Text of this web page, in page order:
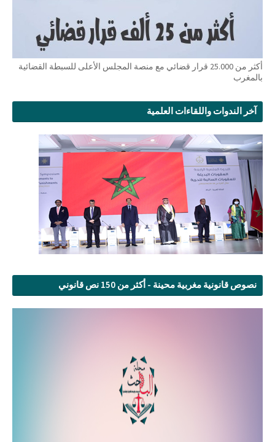
أكثر من 25.000 قرار قضائي مع منصة المجلس الأعلى للسبطة القضائية
بالمغرب
آخر الندوات واللقاءات العلمية
نصوص قانونية مغربية محينة - أكثر من 150 نص قانوني